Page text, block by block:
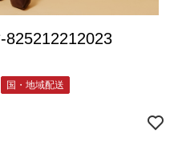
825212212023
国・地域配送